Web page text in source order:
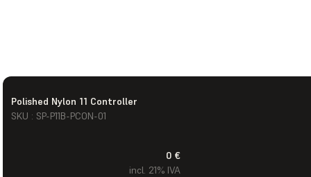
Polished Nylon 11 Controller
SKU : SP-P11B-PCON-01
0 €
incl. 21% IVA